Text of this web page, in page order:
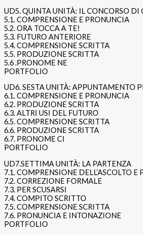
UD5. QUINTA UNITÀ: IL CONCORSO DI
5.1. COMPRENSIONE E PRONUNCIA
5.2. ORA TOCCA A TE!
5.3. FUTURO ANTERIORE
5.4. COMPRENSIONE SCRITTA
5.5. PRODUZIONE SCRITTA
5.6 .PRONOME NE
PORTFOLIO
UD6. SESTA UNITÀ: APPUNTAMENTO
6.1. COMPRENSIONE E PRONUNCIA
6.2. PRODUZIONE SCRITTA
6.3. ALTRI USI DEL FUTURO
6.5. COMPRENSIONE SCRITTA
6.6. PRODUZIONE SCRITTA
6.7. PRONOME CI
PORTFOLIO
UD7.SETTIMA UNITÀ: LA PARTENZA
7.1. COMPRENSIONE DELL’ASCOLTO E
7.2. CORREZIONE FORMALE
7.3. PER SCUSARSI
7.4. COMPITO SCRITTO
7.5. COMPRENSIONE SCRITTA
7.6. PRONUNCIA E INTONAZIONE
PORTFOLIO